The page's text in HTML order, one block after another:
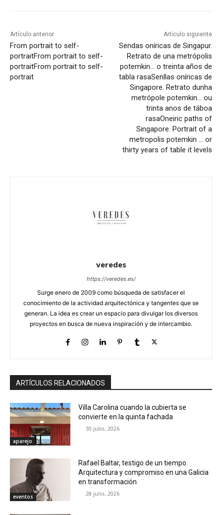
Artículo anterior
From portrait to self-
portraitFrom portrait to self-
portraitFrom portrait to self-
portrait
Artículo siguiente
Sendas oníricas de Singapur.
Retrato de una metrópolis
potemkin… o treinta años de
tabla rasaSenllas oníricas de
Singapore. Retrato dunha
metrópole potemkin… ou
trinta anos de táboa
rasaOneiric paths of
Singapore. Portrait of a
metropolis potemkin … or
thirty years of table it levels
veredes
https://veredes.es/
Surge enero de 2009 como búsqueda de satisfacer el
conocimiento de la actividad arquitectónica y tangentes que se
generan. La idea es crear un espacio para divulgar los diversos
proyectos en busca de nueva inspiración y de intercambio.
ARTÍCULOS RELACIONADOS
aparejo
Villa Carolina cuando la cubierta se
convierte en la quinta fachada
30 julio, 2026
eventos
Rafael Baltar, testigo de un tiempo.
Arquitectura y compromiso en una Galicia
en transformación
28 julio, 2026